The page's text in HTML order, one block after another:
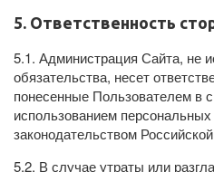
5. Ответственность
5.1. Администрация Сайта, не
обязательства, несет
понесенные Пользователем в
использованием
законодательством
5.2. В случае утраты или